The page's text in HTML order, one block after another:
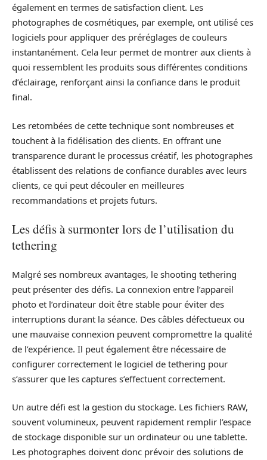
également en termes de satisfaction client. Les
photographes de cosmétiques, par exemple, ont utilisé ces
logiciels pour appliquer des préréglages de couleurs
instantanément. Cela leur permet de montrer aux clients à
quoi ressemblent les produits sous différentes conditions
d’éclairage, renforçant ainsi la confiance dans le produit
final.
Les retombées de cette technique sont nombreuses et
touchent à la fidélisation des clients. En offrant une
transparence durant le processus créatif, les photographes
établissent des relations de confiance durables avec leurs
clients, ce qui peut découler en meilleures
recommandations et projets futurs.
Les défis à surmonter lors de l’utilisation du
tethering
Malgré ses nombreux avantages, le shooting tethering
peut présenter des défis. La connexion entre l’appareil
photo et l’ordinateur doit être stable pour éviter des
interruptions durant la séance. Des câbles défectueux ou
une mauvaise connexion peuvent compromettre la qualité
de l’expérience. Il peut également être nécessaire de
configurer correctement le logiciel de tethering pour
s’assurer que les captures s’effectuent correctement.
Un autre défi est la gestion du stockage. Les fichiers RAW,
souvent volumineux, peuvent rapidement remplir l’espace
de stockage disponible sur un ordinateur ou une tablette.
Les photographes doivent donc prévoir des solutions de